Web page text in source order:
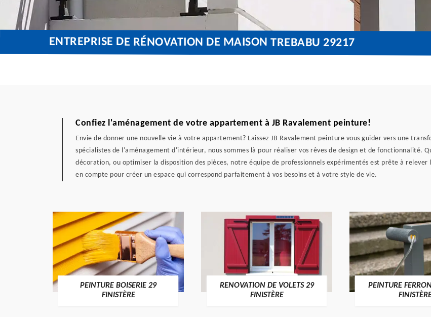
ENTREPRISE DE RÉNOVATION DE MAISON TREBABU 29217
Confiez l'aménagement de votre appartement à JB Ravalement peinture!
Envie de donner une nouvelle vie à votre appartement? Laissez JB Ravalement peinture vous guider vers une
spécialistes de l'aménagement d'intérieur, nous sommes là pour réaliser vos rêves de design et de fonctionnalité.
décoration, ou optimiser la disposition des pièces, notre équipe de professionnels expérimentés est prête à
en compte pour créer un espace qui correspond parfaitement à vos besoins et à votre style de vie.
PEINTURE BOISERIE 29
FINISTÈRE
RENOVATION DE VOLETS 29
FINISTÈRE
PEINTURE